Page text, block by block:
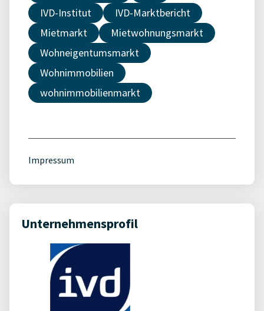
IVD-Institut
IVD-Marktbericht
Mietmarkt
Mietwohnungsmarkt
Wohneigentumsmarkt
Wohnimmobilien
wohnimmobilienmarkt
Impressum
Unternehmensprofil